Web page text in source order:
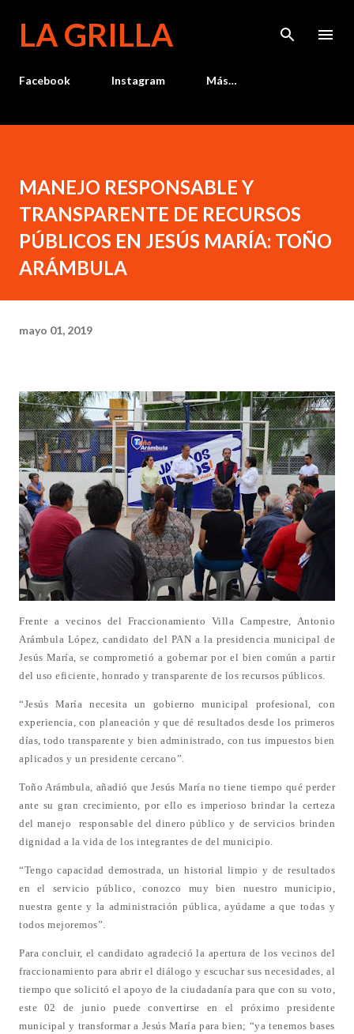
LA GRILLA
Facebook Instagram Más…
MANEJO RESPONSABLE Y
TRANSPARENTE DE RECURSOS
PÚBLICOS EN JESÚS MARÍA: TOÑO
ARÁMBULA
mayo 01, 2019
Frente a vecinos del Fraccionamiento Villa Campestre, Antonio
Arámbula López, candidato del PAN a la presidencia municipal de
Jesús María, se comprometió a gobernar por el bien común a partir
del uso eficiente, honrado y transparente de los recursos públicos.
“Jesús María necesita un gobierno municipal profesional, con
experiencia, con planeación y que dé resultados desde los primeros
días, todo transparente y bien administrado, con tus impuestos bien
aplicados y un presidente cercano”.
Toño Arámbula, añadió que Jesús María no tiene tiempo qué perder
ante su gran crecimiento, por ello es imperioso brindar la certeza
del manejo responsable del dinero público y de servicios brinden
dignidad a la vida de los integrantes de del municipio.
“Tengo capacidad demostrada, un historial limpio y de resultados
en el servicio público, conozco muy bien nuestro municipio,
nuestra gente y la administración pública, ayúdame a que todas y
todos mejoremos”.
Para concluir, el candidato agradeció la apertura de los vecinos del
fraccionamiento para abrir el diálogo y escuchar sus necesidades, al
tiempo que solicitó el apoyo de la ciudadanía para que con su voto,
este 02 de junio puede convertirse en el próximo presidente
municipal y transformar a Jesús María para bien; “ya tenemos bases